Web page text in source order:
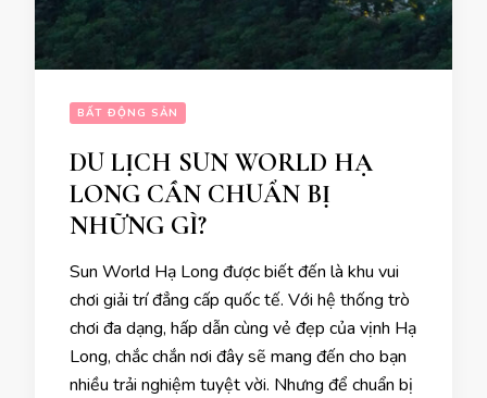
BẤT ĐỘNG SẢN
DU LỊCH SUN WORLD HẠ
LONG CẦN CHUẨN BỊ
NHỮNG GÌ?
Sun World Hạ Long được biết đến là khu vui
chơi giải trí đẳng cấp quốc tế. Với hệ thống trò
chơi đa dạng, hấp dẫn cùng vẻ đẹp của vịnh Hạ
Long, chắc chắn nơi đây sẽ mang đến cho bạn
nhiều trải nghiệm tuyệt vời. Nhưng để chuẩn bị